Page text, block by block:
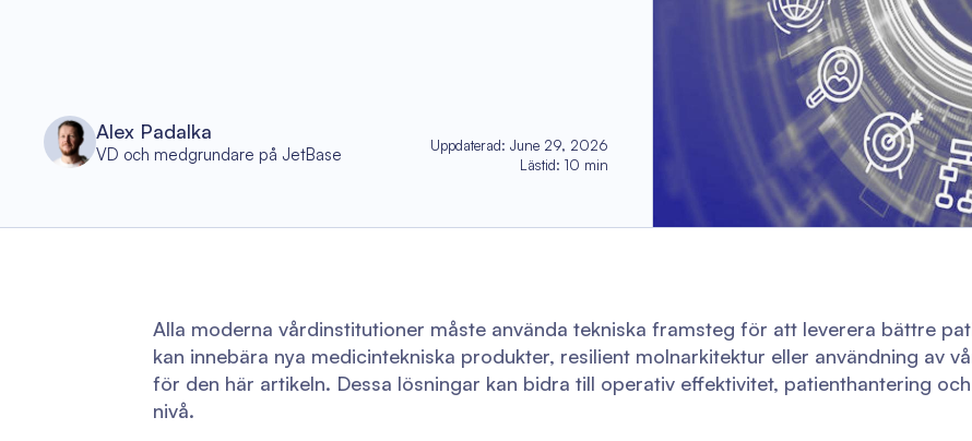
Alex Padalka
VD och medgrundare på JetBase Uppdaterad:June 29, 2026
Lästid:10 min
Alla moderna vårdinstitutioner måste använda tekniska framsteg för att leverera bättre
kan innebära nya medicintekniska produkter, resilient molnarkitektur eller användning av
för den här artikeln. Dessa lösningar kan bidra till operativ effektivitet, patienthantering
nivå.